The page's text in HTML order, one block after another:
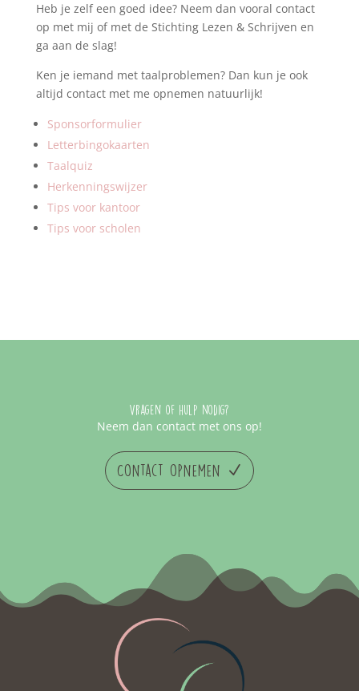
Heb je zelf een goed idee? Neem dan vooral contact
op met mij of met de Stichting Lezen & Schrijven en
ga aan de slag!
Ken je iemand met taalproblemen? Dan kun je ook
altijd contact met me opnemen natuurlijk!
Sponsorformulier
Letterbingokaarten
Taalquiz
Herkenningswijzer
Tips voor kantoor
Tips voor scholen
Vragen of hulp nodig?
Neem dan contact met ons op!
Contact opnemen